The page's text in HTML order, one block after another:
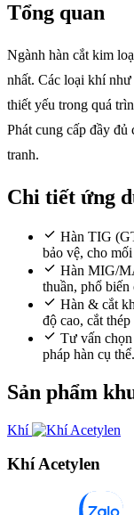
Tổng quan
Ngành hàn cắt kim
nhất. Các loại khí
thiết yếu trong quá
Phát cung cấp đầy
tranh.
Chi tiết ứng
Hàn TIG
bảo vệ, cho
Hàn MIG/
thuần, phổ biến
Hàn & cắt
độ cao, cắt
Tư vấn
pháp hàn cụ thể.
Sản phẩm
Khí
Khí Acetylen